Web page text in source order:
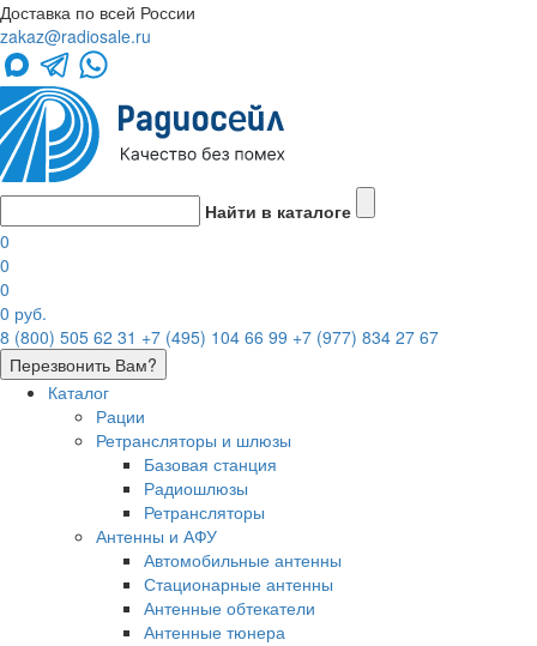
Доставка по всей России
zakaz@radiosale.ru
Найти в каталоге
0
0
0
0 руб.
8 (800) 505 62 31 +7 (495) 104 66 99 +7 (977) 834 27 67
Перезвонить Вам?
Каталог
Рации
Ретрансляторы и шлюзы
Базовая станция
Радиошлюзы
Ретрансляторы
Антенны и АФУ
Автомобильные антенны
Стационарные антенны
Антенные обтекатели
Антенные тюнера